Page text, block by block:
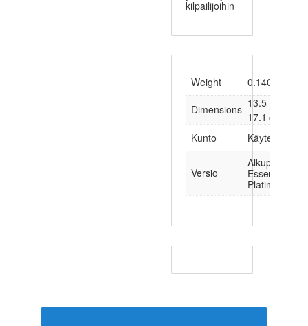
kilpailijoihin
Weight
0.140 kg
Dimensions 13.5 × 1.5 ×
17.1 cm
Kunto
Käytetty
Versio
Alkuperäinen,
Essentials,
Platinum